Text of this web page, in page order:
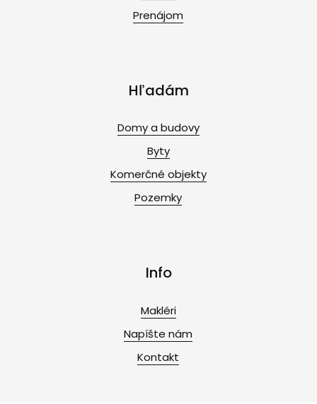
Prenájom
Hľadám
Domy a budovy
Byty
Komerčné objekty
Pozemky
Info
Makléri
Napíšte nám
Kontakt